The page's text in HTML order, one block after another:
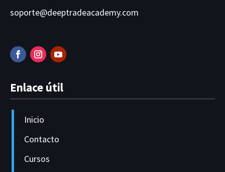
soporte@deeptradeacademy.com
Enlace útil
Inicio
Contacto
Cursos